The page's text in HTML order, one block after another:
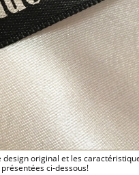
original et les
ci-dessous!